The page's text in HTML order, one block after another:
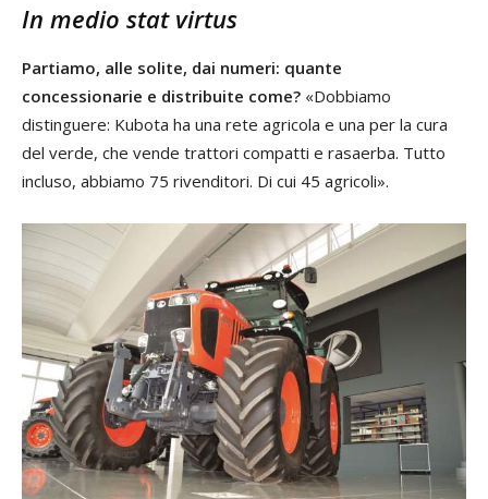
In medio stat virtus
Partiamo, alle solite, dai numeri: quante
concessionarie e distribuite come? «Dobbiamo
distinguere: Kubota ha una rete agricola e una per la cura
del verde, che vende trattori compatti e rasaerba. Tutto
incluso, abbiamo 75 rivenditori. Di cui 45 agricoli».